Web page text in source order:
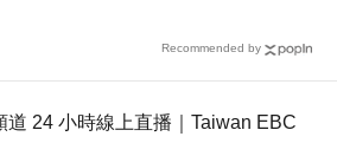
Recommended by
道 24 小時線上直播｜Taiwan EBC